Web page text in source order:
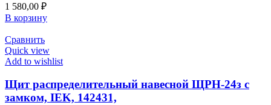
1 580,00 ₽
В корзину
Сравнить
Quick view
Add to wishlist
Щит распределительный навесной ЩРН-24з с
замком, IEK, 142431,